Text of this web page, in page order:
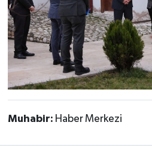
Muhabir: Haber Merkezi